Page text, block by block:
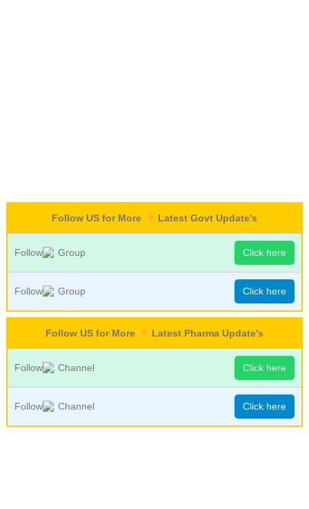
Follow US for More Latest Govt Update's
Follow Group Click here
Follow Group Click here
Follow US for More Latest Pharma Update's
Follow Channel Click here
Follow Channel Click here